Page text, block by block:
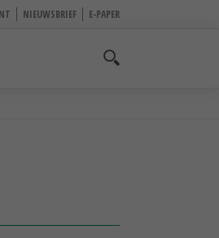
NIEUWSBRIEF E-PAPER